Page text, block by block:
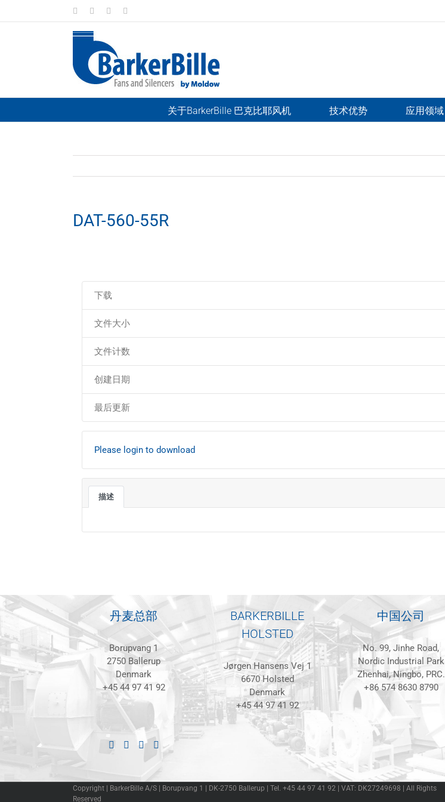
to
LinkedInFacebookInstagram
关于BarkerBille 巴克比耶风机 技术优势 应用领域
DAT-560-55R
下载
文件大小
文件计数
创建日期
最后更新
Please login to download
描述
丹麦总部
Borupvang 1
2750 Ballerup
Denmark
+45 44 97 41 92
BARKERBILLE
HOLSTED
Jørgen Hansens Vej 1
6670 Holsted
Denmark
+45 44 97 41 92
中国公司
No. 99, Jinhe Road,
Nordic Industrial Park
Zhenhai, Ningbo, PRC.
+86 574 8630 8790
Copyright | BarkerBille A/S | Borupvang 1 | DK-2750 Ballerup | Tel. +45 44 97 41 92 | VAT: DK27249698 | All Rights
Reserved